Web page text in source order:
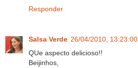
Responder
Salsa Verde 26/04/2010, 13:23:00
QUe aspecto delicioso!!
Beijinhos,